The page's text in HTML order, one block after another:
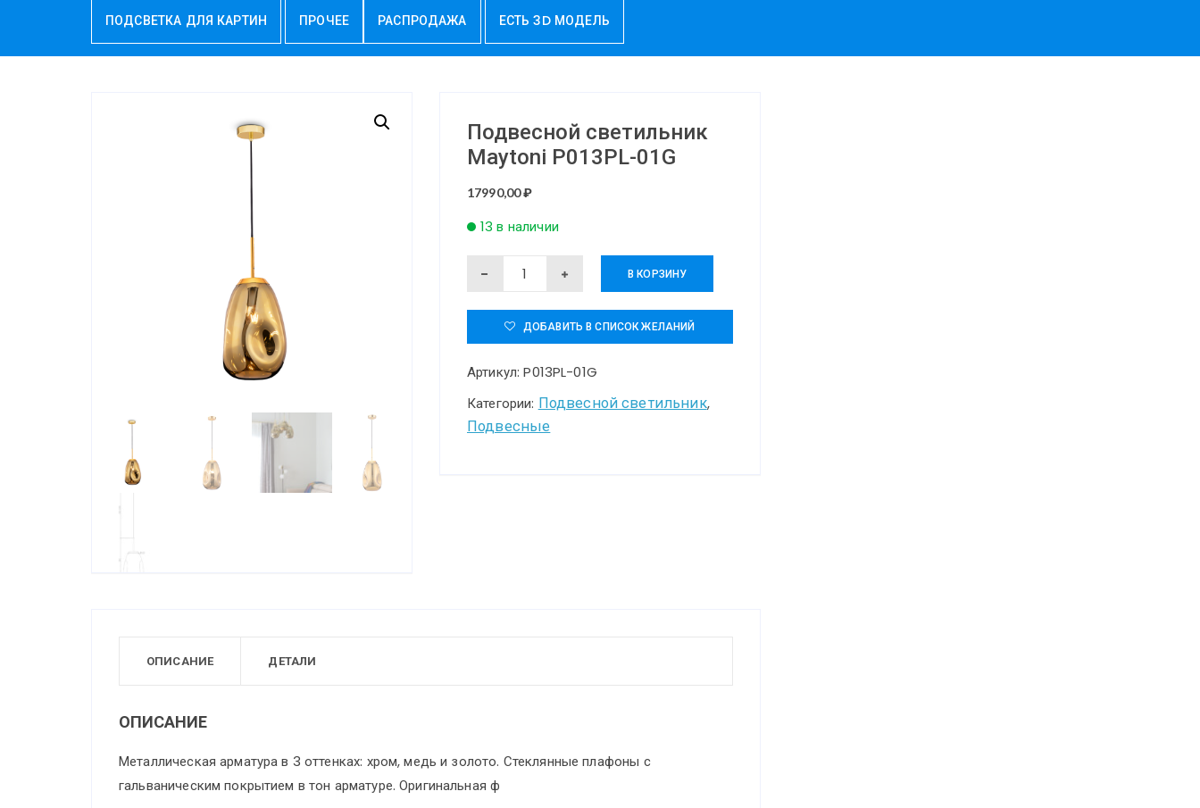
ПОДСВЕТКА ДЛЯ КАРТИН ПРОЧЕЕ РАСПРОДАЖА ЕСТЬ 3D МОДЕЛЬ
Подвесной светильник
Maytoni P013PL-01G
17990,00₽
13 в наличии
Количество
Подвесной
светильник
Maytoni
P013PL-
01G
В КОРЗИНУ
ДОБАВИТЬ В СПИСОК ЖЕЛАНИЙ
Артикул:P013PL-01G
Категории: Подвесной светильник,
Подвесные
ОПИСАНИЕ ДЕТАЛИ
ОПИСАНИЕ
Металлическая арматура в 3 оттенках: хром, медь и золото. Стеклянные плафоны с
гальваническим покрытием в тон арматуре. Оригинальная ф